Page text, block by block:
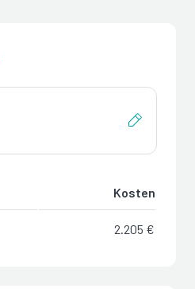
Kosten
2.205 €